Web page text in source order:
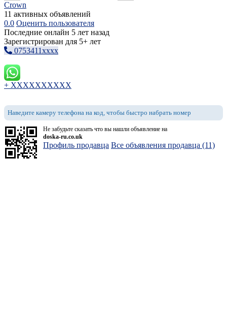
Crown
11 активных объявлений
0.0 Оценить пользователя
Последние онлайн 5 лет назад
Зарегистрирован для 5+ лет
0753411xxxx
+ XXXXXXXXXX
Наведите камеру телефона на код, чтобы быстро набрать номер
Не забудьте сказать что вы нашли объявление на
doska-ru.co.uk
Профиль продавца Все объявления продавца (11)